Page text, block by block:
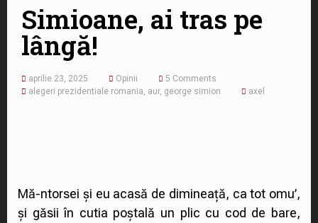
Simioane, ai tras pe
lângă!
aprilie 23, 2025 Opinii
5 Comments
alegeri prezidentiale romania aur, george simion axel
Mă-ntorsei și eu acasă de dimineață, ca tot omu’,
și găsii în cutia poștală un plic cu cod de bare,